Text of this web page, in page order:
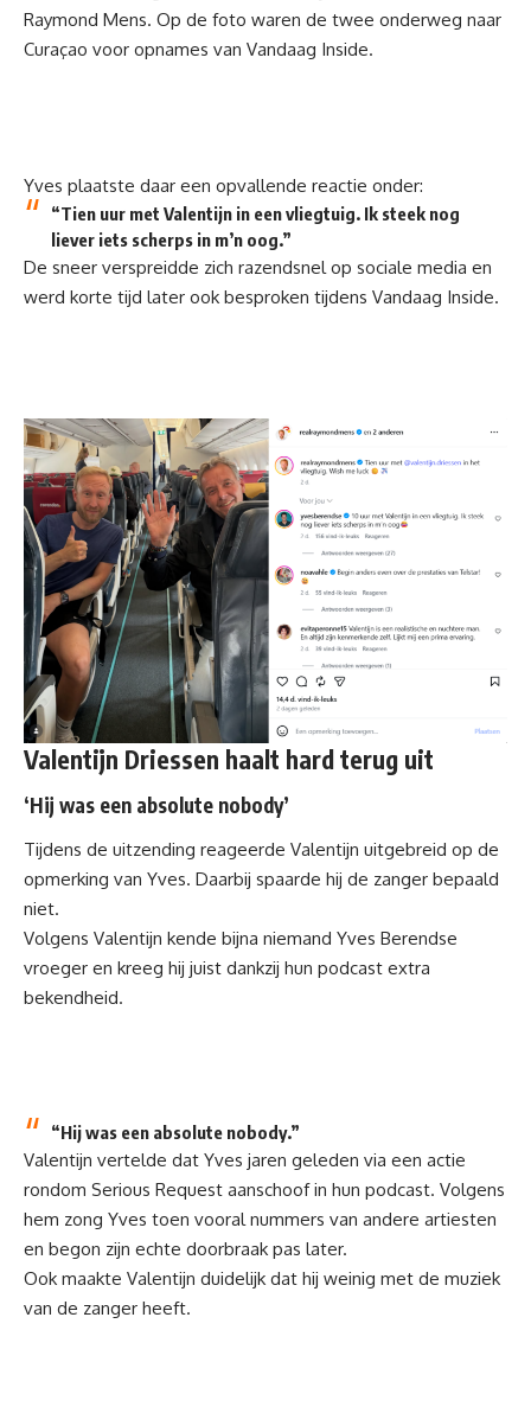
Raymond Mens. Op de foto waren de twee onderweg naar
Curaçao voor opnames van Vandaag Inside.
Yves plaatste daar een opvallende reactie onder:
“Tien uur met Valentijn in een vliegtuig. Ik steek nog
liever iets scherps in m’n oog.”
De sneer verspreidde zich razendsnel op sociale media en
werd korte tijd later ook besproken tijdens Vandaag Inside.
Valentijn Driessen haalt hard terug uit
‘Hij was een absolute nobody’
Tijdens de uitzending reageerde Valentijn uitgebreid op de
opmerking van Yves. Daarbij spaarde hij de zanger bepaald
niet.
Volgens Valentijn kende bijna niemand Yves Berendse
vroeger en kreeg hij juist dankzij hun podcast extra
bekendheid.
“Hij was een absolute nobody.”
Valentijn vertelde dat Yves jaren geleden via een actie
rondom Serious Request aanschoof in hun podcast. Volgens
hem zong Yves toen vooral nummers van andere artiesten
en begon zijn echte doorbraak pas later.
Ook maakte Valentijn duidelijk dat hij weinig met de muziek
van de zanger heeft.